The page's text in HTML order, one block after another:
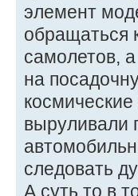
элемент
обращаться
самолетов,
на
выруливали
следовать
А суть то в